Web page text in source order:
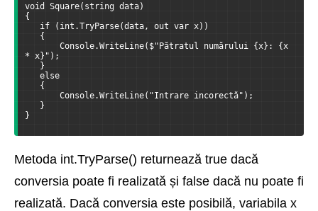
void Square(string data)
{
if (int.TryParse(data, out var x))
{
Console.WriteLine($"Pătratul numărului {x}: {x
* x}");
}
else
{
Console.WriteLine("Intrare incorectă");
}
}
Metoda int.TryParse() returnează true dacă
conversia poate fi realizată și false dacă nu poate fi
realizată. Dacă conversia este posibilă, variabila x